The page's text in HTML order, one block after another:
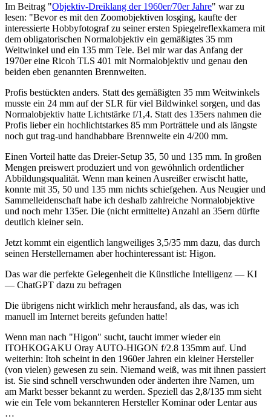
Im Beitrag "Objektiv-Dreiklang der 1960er/70er Jahre" war zu
lesen: "Bevor es mit den Zoomobjektiven losging, kaufte der
interessierte Hobbyfotograf zu seiner ersten Spiegelreflexkamera mit
dem obligatorischen Normalobjektiv ein gemäßigtes 35 mm
Weitwinkel und ein 135 mm Tele. Bei mir war das Anfang der
1970er eine Ricoh TLS 401 mit Normalobjektiv und genau den
beiden eben genannten Brennweiten.
Profis bestückten anders. Statt des gemäßigten 35 mm Weitwinkels
musste ein 24 mm auf der SLR für viel Bildwinkel sorgen, und das
Normalobjektiv hatte Lichtstärke f/1,4. Statt des 135ers nahmen die
Profis lieber ein hochlichtstarkes 85 mm Porträttele und als längste
noch gut trag-und handhabbare Brennweite ein 4/200 mm.
Einen Vorteil hatte das Dreier-Setup 35, 50 und 135 mm. In großen
Mengen preiswert produziert und von gewöhnlich ordentlicher
Abbildungsqualität. Wenn man keinen Ausreißer erwischt hatte,
konnte mit 35, 50 und 135 mm nichts schiefgehen. Aus Neugier und
Sammelleidenschaft habe ich deshalb zahlreiche Normalobjektive
und noch mehr 135er. Die (nicht ermittelte) Anzahl an 35ern dürfte
deutlich kleiner sein.
Jetzt kommt ein eigentlich langweiliges 3,5/35 mm dazu, das durch
seinen Herstellernamen aber hochinteressant ist: Higon.
Das war die perfekte Gelegenheit die Künstliche Intelligenz — KI
— ChatGPT dazu zu befragen
Die übrigens nicht wirklich mehr herausfand, als das, was ich
manuell im Internet bereits gefunden hatte!
Wenn man nach "Higon" sucht, taucht immer wieder ein
ITOHKOGAKU Oray AUTO-HIGON f/2.8 135mm auf. Und
weiterhin: Itoh scheint in den 1960er Jahren ein kleiner Hersteller
(von vielen) gewesen zu sein. Niemand weiß, was mit ihnen passiert
ist. Sie sind schnell verschwunden oder änderten ihre Namen, um
am Markt besser bekannt zu werden. Speziell das 2,8/135 mm sieht
wie ein Tele vom bekannteren Hersteller Kominar oder Lentar aus
…